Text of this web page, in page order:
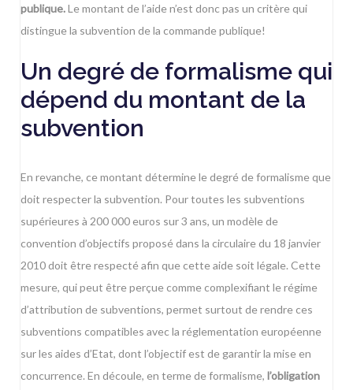
publique.Le montant de l’aide n’est donc pas un critère qui
distingue la subvention de la commande publique!
Un degré de formalisme qui
dépend du montant de la
subvention
En revanche, ce montant détermine le degré de formalisme que
doit respecter la subvention. Pour toutes les subventions
supérieures à 200 000 euros sur 3 ans, un modèle de
convention d’objectifs proposé dans la circulaire du 18 janvier
2010doit être respecté afin que cette aide soit légale. Cette
mesure, qui peut être perçue comme complexifiant le régime
d’attribution de subventions, permet surtout de rendre ces
subventions compatibles avec la réglementation européenne
sur les aides d’Etat, dont l’objectif est de garantir la mise en
concurrence. En découle, en terme de formalisme, l’obligation